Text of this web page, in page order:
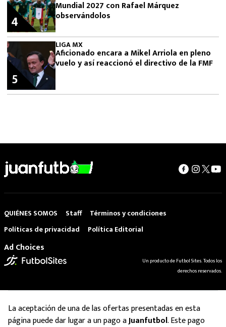
Mundial 2027 con Rafael Márquez
observándolos
4
LIGA MX
Aficionado encara a Mikel Arriola en pleno
vuelo y así reaccionó el directivo de la FMF
5
QUIÉNES SOMOS Staff
Términos y condiciones
Políticas de privacidad
Política Editorial
Ad Choices
Un producto de Futbol Sites. Todos los
derechos reservados.
La aceptación de una de las ofertas presentadas en esta
página puede dar lugar a un pago aJuanfutbol. Este pago